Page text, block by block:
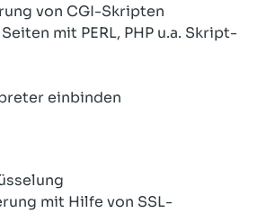
von CGI-Skripten
mit PERL, PHP u.a. Skript-
einbinden
mit Hilfe von SSL-